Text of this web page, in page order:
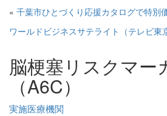
« 千葉市ひとづくり応援カタログで特別
ワールドビジネスサテライト（テレビ東
脳梗塞リスクマー
（A6C）
実施医療機関